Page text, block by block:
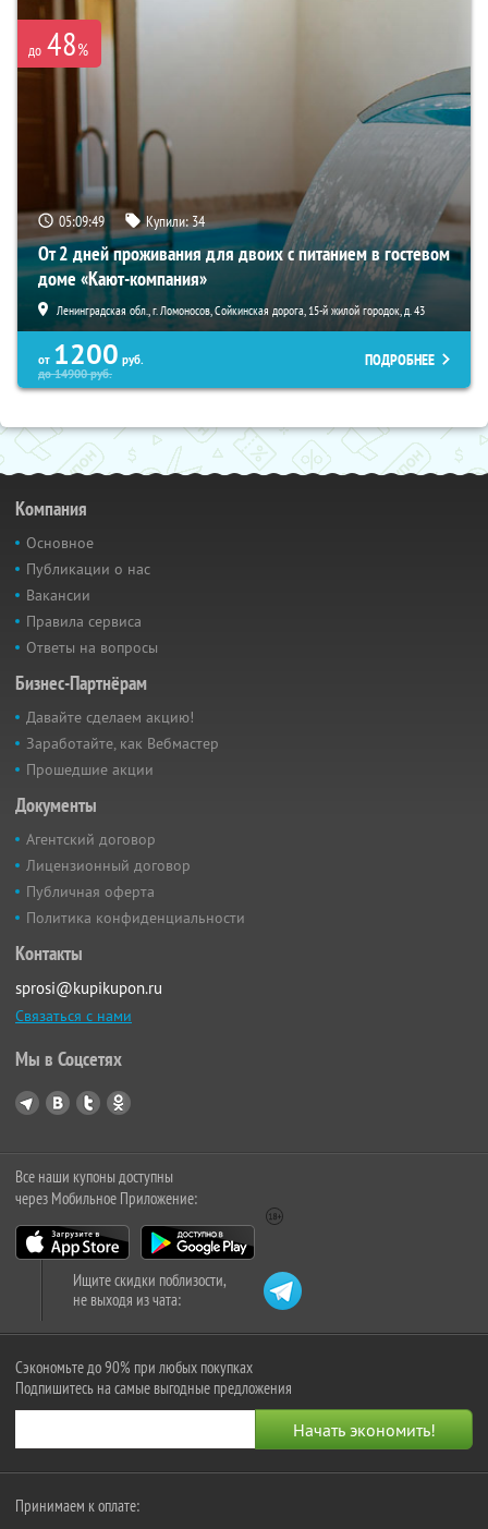
до 48%
05:09:47 Купили:34
От 2 дней проживания для двоих с питанием в гостевом
доме «Кают-компания»
Ленинградская обл., г. Ломоносов, Сойкинская дорога, 15-й жилой городок, д. 43
от 1200 руб.
до14900руб.
ПОДРОБНЕЕ
Компания
Основное
Публикации о нас
Вакансии
Правила сервиса
Ответы на вопросы
Бизнес-Партнёрам
Давайте сделаем акцию!
Заработайте, как Вебмастер
Прошедшие акции
Документы
Агентский договор
Лицензионный договор
Публичная оферта
Политика конфиденциальности
Контакты
sprosi@kupikupon.ru
Связаться с нами
Мы в Соцсетях
Все наши купоны доступны
через Мобильное Приложение:
Ищите скидки поблизости,
не выходя из чата:
Сэкономьте до 90% при любых покупках
Подпишитесь на самые выгодные предложения
Принимаем к оплате: